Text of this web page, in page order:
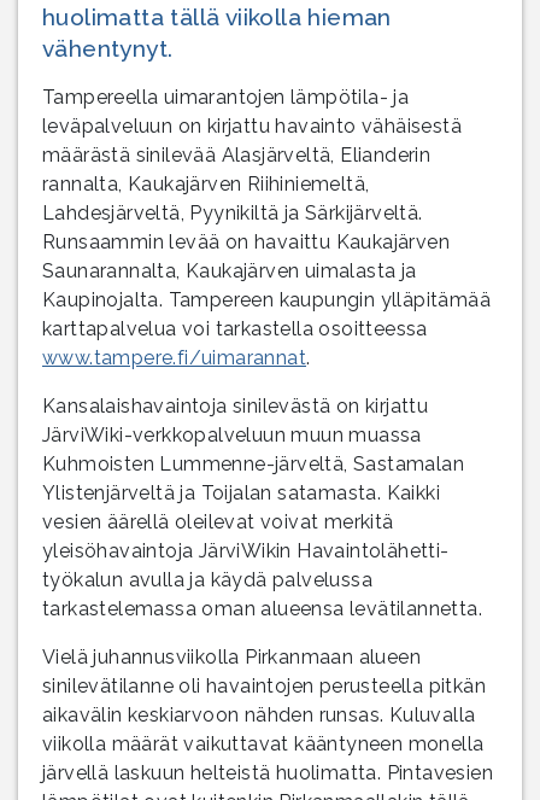
huolimatta tällä viikolla hieman
vähentynyt.
Tampereella uimarantojen lämpötila- ja
leväpalveluun on kirjattu havainto vähäisestä
määrästä sinilevää Alasjärveltä, Elianderin
rannalta, Kaukajärven Riihiniemeltä,
Lahdesjärveltä, Pyynikiltä ja Särkijärveltä.
Runsaammin levää on havaittu Kaukajärven
Saunarannalta, Kaukajärven uimalasta ja
Kaupinojalta. Tampereen kaupungin ylläpitämää
karttapalvelua voi tarkastella osoitteessa
www.tampere.fi/uimarannat.
Kansalaishavaintoja sinilevästä on kirjattu
JärviWiki-verkkopalveluun muun muassa
Kuhmoisten Lummenne-järveltä, Sastamalan
Ylistenjärveltä ja Toijalan satamasta. Kaikki
vesien äärellä oleilevat voivat merkitä
yleisöhavaintoja JärviWikin Havaintolähetti-
työkalun avulla ja käydä palvelussa
tarkastelemassa oman alueensa levätilannetta.
Vielä juhannusviikolla Pirkanmaan alueen
sinilevätilanne oli havaintojen perusteella pitkän
aikavälin keskiarvoon nähden runsas. Kuluvalla
viikolla määrät vaikuttavat kääntyneen monella
järvellä laskuun helteistä huolimatta. Pintavesien